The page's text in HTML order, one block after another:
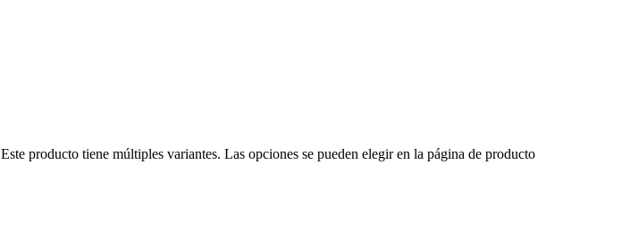
Este producto tiene múltiples variantes. Las opciones se pueden elegir en la página de producto